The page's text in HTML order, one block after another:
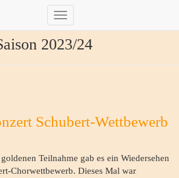
Navigation
2023/24
Schubert-Wettbewerb
Teilnahme gab es ein Wiedersehen
Chorwettbewerb. Dieses Mal war